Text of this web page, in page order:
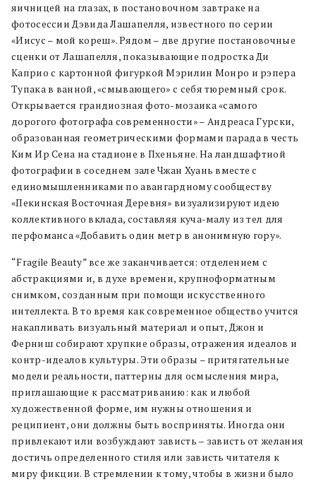
яичницей на глазах, в постановочном завтраке на
фотосессии Дэвида Лашапелля, известного по серии
«Иисус – мой кореш». Рядом – две другие постановочные
сценки от Лашапелля, показывающие подростка Ди
Каприо с картонной фигуркой Мэрилин Монро и рэпера
Тупака в ванной, «смывающего» с себя тюремный срок.
Открывается грандиозная фото-мозаика «самого
дорогого фотографа современности» – Андреаса Гурски,
образованная геометрическими формами парада в честь
Ким Ир Сена на стадионе в Пхеньяне. На ландшафтной
фотографии в соседнем зале Чжан Хуань вместе с
единомышленниками по авангардному сообществу
«Пекинская Восточная Деревня» визуализируют идею
коллективного вклада, составляя куча-малу из тел для
перфоманса «Добавить один метр в анонимную гору».
“Fragile Beauty” все же заканчивается: отделением с
абстракциями и, в духе времени, крупноформатным
снимком, созданным при помощи искусственного
интеллекта. В то время как современное общество учится
накапливать визуальный материал и опыт, Джон и
Ферниш собирают хрупкие образы, отражения идеалов и
контр-идеалов культуры. Эти образы – притягательные
модели реальности, паттерны для осмысления мира,
приглашающие к рассматриванию: как и любой
художественной форме, им нужны отношения и
реципиент, они должны быть восприняты. Иногда они
привлекают или возбуждают зависть – зависть от желания
достичь определенного стиля или зависть читателя к
миру фикции. В стремлении к тому, чтобы в жизни было